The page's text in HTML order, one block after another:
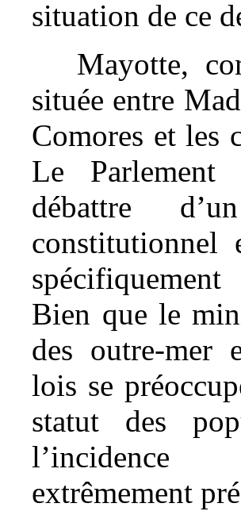
situation de ce
Mayotte,
située entre
Comores et les
Le Parlement
débattre
Bien que le
des outre-mer
lois se
statut des
l’incidence
extrêmement